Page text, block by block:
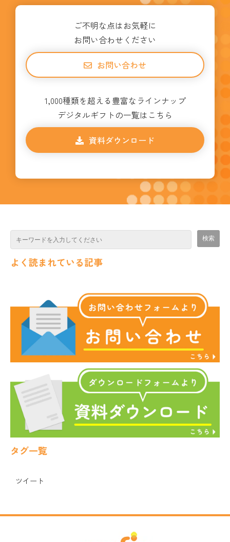
ご不明な点はお気軽に
お問い合わせください
お問い合わせ
1,000種類を超える豊富なラインナップ
デジタルギフトの一覧はこちら
資料ダウンロード
よく読まれている記事
タグ一覧
ツイート